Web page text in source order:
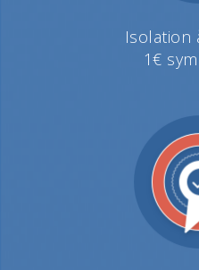
Isolation
1€